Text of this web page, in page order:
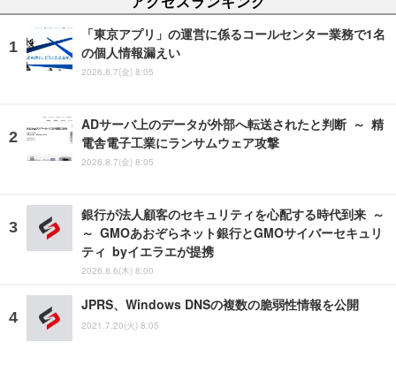
「東京アプリ」の運営に係るコールセンター業務で1名
の個人情報漏えい
2026.8.7(金) 8:05
ADサーバ上のデータが外部へ転送されたと判断 ～ 精
電舎電子工業にランサムウェア攻撃
2026.8.7(金) 8:05
銀行が法人顧客のセキュリティを心配する時代到来 ～
～ GMOあおぞらネット銀行とGMOサイバーセキュリ
ティ byイエラエが提携
2026.8.6(木) 8:00
JPRS、Windows DNSの複数の脆弱性情報を公開
2021.7.20(火) 8:05